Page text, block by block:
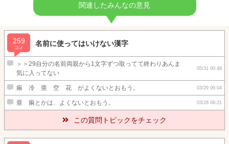
関連したみんなの意見
259
コメ
名前に使ってはいけない漢字
＞＞29自分の名前両親から1文字ずつ取ってて終わりあんま
気に入ってない
05/31 00:48
痳 冷 亜 空 花 がよくないとおもう。 03/29 06:04
亜 痳とかは、よくないとおもう。 03/28 06:21
この質問トピックをチェック